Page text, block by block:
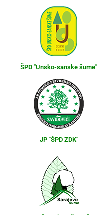
ŠPD "Unsko-sanske šume"
JP "ŠPD ZDK"